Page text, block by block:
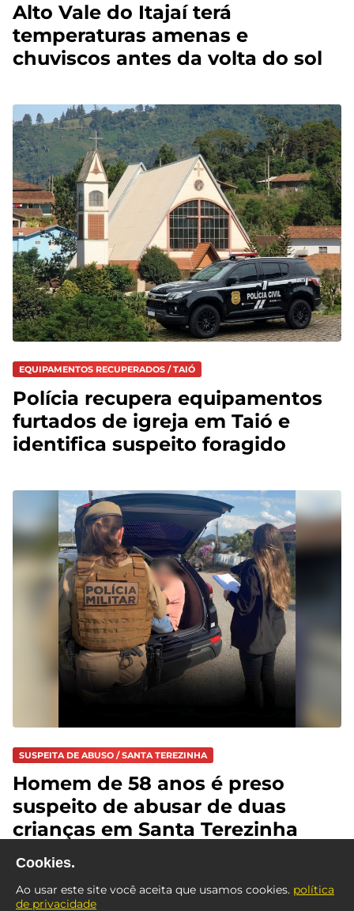
Alto Vale do Itajaí terá
temperaturas amenas e
chuviscos antes da volta do sol
EQUIPAMENTOS RECUPERADOS / TAIÓ
Polícia recupera equipamentos
furtados de igreja em Taió e
identifica suspeito foragido
SUSPEITA DE ABUSO / SANTA TEREZINHA
Homem de 58 anos é preso
suspeito de abusar de duas
crianças em Santa Terezinha
Cookies.
Ao usar este site você aceita que usamos cookies. política
de privacidade